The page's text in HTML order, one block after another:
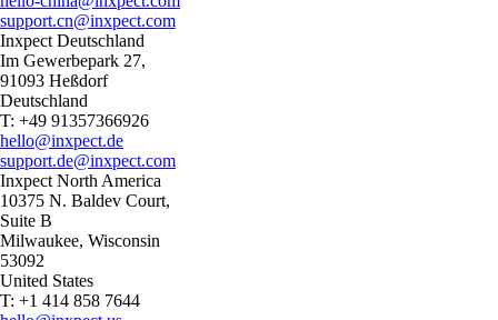
support.cn@inxpect.com
Inxpect Deutschland
Im Gewerbepark 27,
91093 Heßdorf
Deutschland
T: +49 91357366926
hello@inxpect.de
support.de@inxpect.com
Inxpect North America
10375 N. Baldev Court,
Suite B
Milwaukee, Wisconsin
53092
United States
T: +1 414 858 7644